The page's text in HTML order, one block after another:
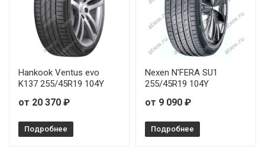
Hankook Ventus evo
K137 255/45R19 104Y
от 20 370 ₽
Подробнее
Nexen N'FERA SU1
255/45R19 104Y
от 9 090 ₽
Подробнее